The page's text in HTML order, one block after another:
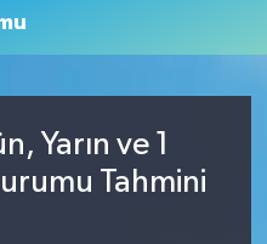
Yarın ve 1
Tahmini